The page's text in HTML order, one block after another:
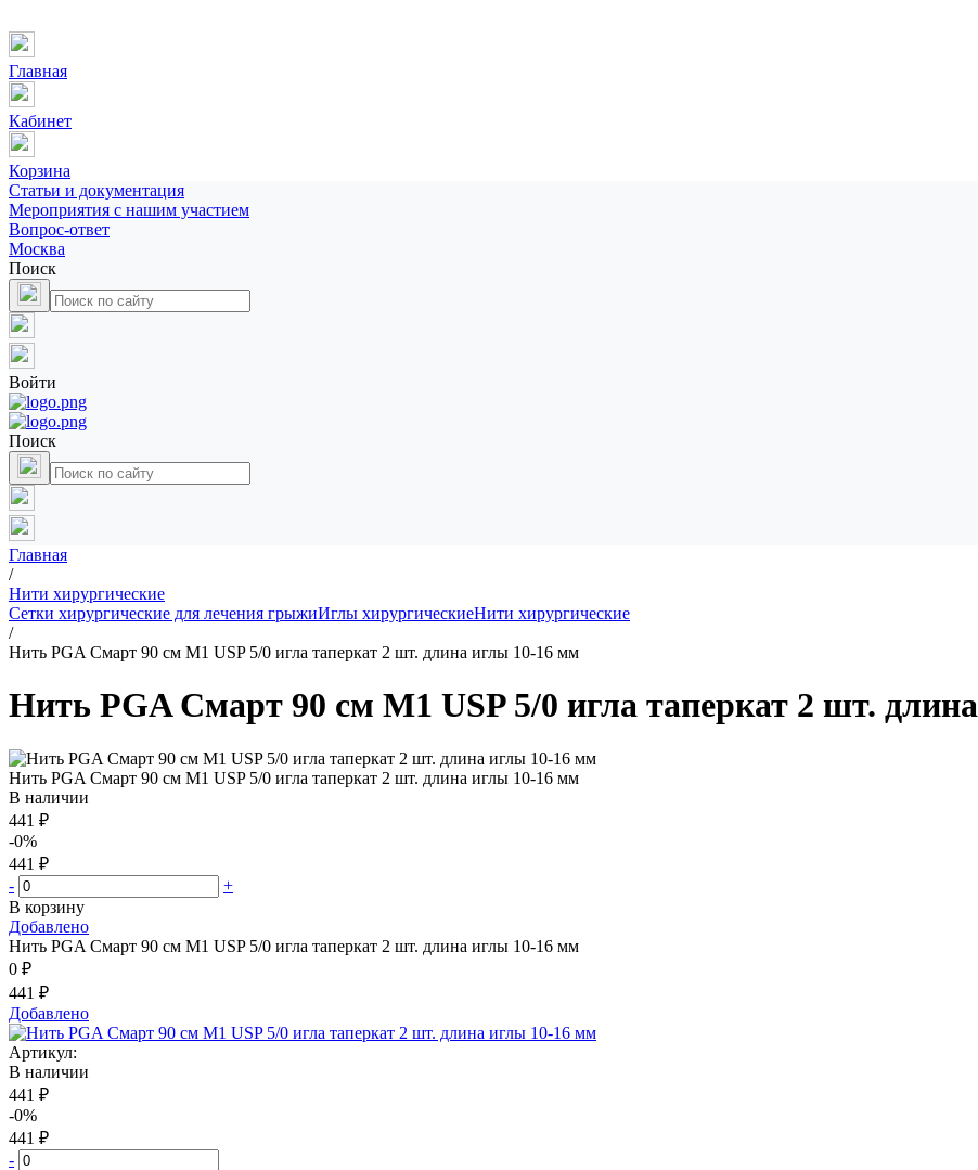
Главная
Кабинет
Корзина
Статьи и документация
Мероприятия с нашим участием
Вопрос-ответ
Москва
Поиск
Войти
Поиск
Главная
/
Нити хирургические
Сетки хирургические для лечения грыжиИглы хирургическиеНити хирургические
/
Нить PGA Смарт 90 см М1 USP 5/0 игла таперкат 2 шт. длина иглы 10-16 мм
Нить PGA Смарт 90 см М1 USP 5/0 игла таперкат 2 шт.
Нить PGA Смарт 90 см М1 USP 5/0 игла таперкат 2 шт. длина иглы 10-16 мм
В наличии
441 ₽
-0%
441 ₽
-
+
В корзину
Добавлено
Нить PGA Смарт 90 см М1 USP 5/0 игла таперкат 2 шт. длина иглы 10-16 мм
0 ₽
441 ₽
Добавлено
Артикул:
В наличии
441 ₽
-0%
441 ₽
-